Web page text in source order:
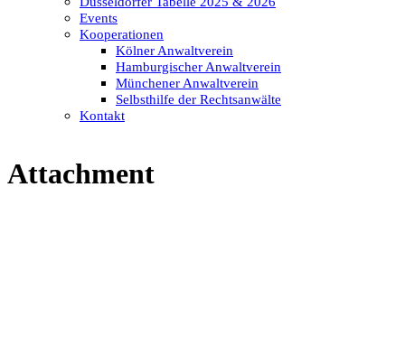
Events
Kooperationen
Kölner Anwaltverein
Hamburgischer Anwaltverein
Münchener Anwaltverein
Selbsthilfe der Rechtsanwälte
Kontakt
Attachment